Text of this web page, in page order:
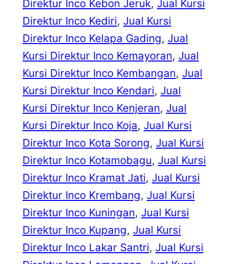
Direktur Inco Kebon Jeruk, Jual Kursi
Direktur Inco Kediri, Jual Kursi
Direktur Inco Kelapa Gading, Jual
Kursi Direktur Inco Kemayoran, Jual
Kursi Direktur Inco Kembangan, Jual
Kursi Direktur Inco Kendari, Jual
Kursi Direktur Inco Kenjeran, Jual
Kursi Direktur Inco Koja, Jual Kursi
Direktur Inco Kota Sorong, Jual Kursi
Direktur Inco Kotamobagu, Jual Kursi
Direktur Inco Kramat Jati, Jual Kursi
Direktur Inco Krembang, Jual Kursi
Direktur Inco Kuningan, Jual Kursi
Direktur Inco Kupang, Jual Kursi
Direktur Inco Lakar Santri, Jual Kursi